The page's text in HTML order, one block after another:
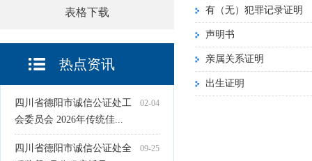
表格下载
热点资讯
02-04
四川省德阳市诚信公证处工
会委员会 2026年传统佳...
09-25
四川省德阳市诚信公证处全
有（无）犯罪记录证明
声明书
亲属关系证明
出生证明